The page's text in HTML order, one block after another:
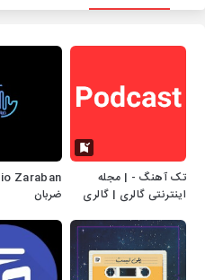
تک آهنگ - | مجله
اینترنتی گالری | گالری
ضربان